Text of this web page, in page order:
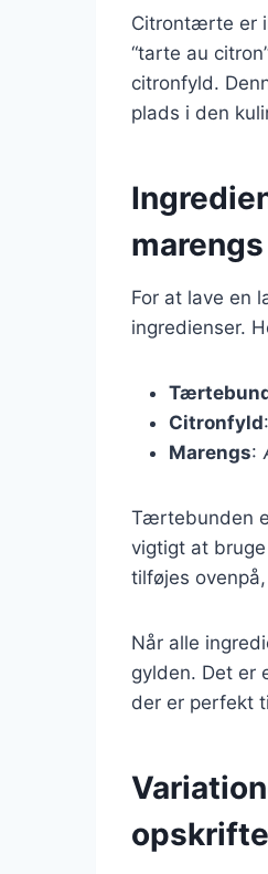
Citrontærte er
“tarte au
citronfyld.
plads i den
marengs
For at lave en
ingredienser.
Citronfyld
Marengs:
Tærtebunden
vigtigt at
tilføjes
Når alle
gylden. Det er
der er perfekt